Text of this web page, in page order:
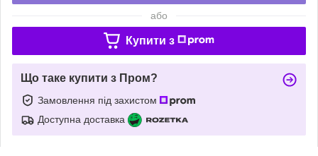
або
Купити з
Що таке купити з Пром?
Замовлення під захистом
Доступна доставка